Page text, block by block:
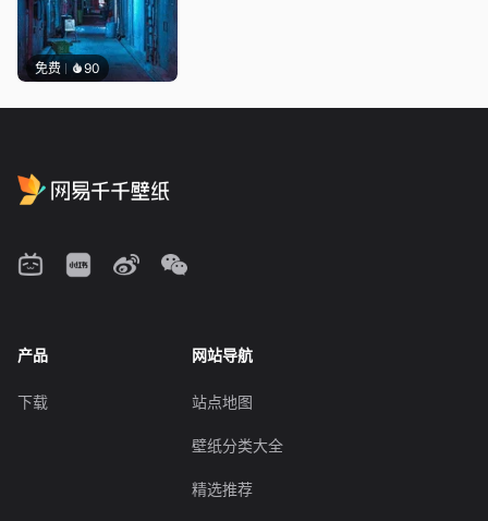
免费 90
产品
下载
网站导航
站点地图
壁纸分类大全
精选推荐